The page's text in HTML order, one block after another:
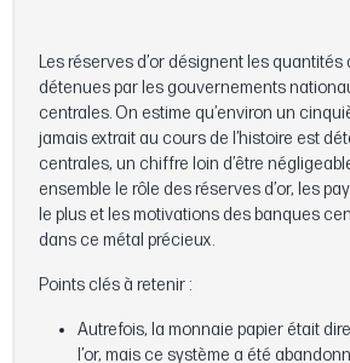
Les réserves d’or désignent les quantités
détenues par les gouvernements
centrales. On estime qu’environ un
jamais extrait au cours de l’histoire est
centrales, un chiffre loin d’être
ensemble le rôle des réserves d’or, les
le plus et les motivations des banques
dans ce métal précieux.
Points clés à retenir :
Autrefois, la monnaie papier était
l’or, mais ce système a été